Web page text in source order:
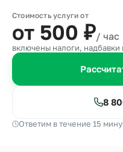
Стоимость услуги от
от 500 ₽/ час
включены налоги,
8
Ответим в течение 15